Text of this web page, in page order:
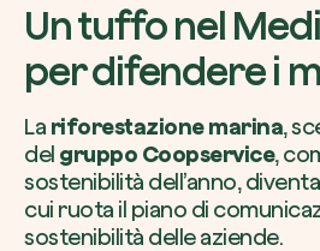
Un tuffo nel
per difendere i
La riforestazione marina,
del gruppo Coopservice,
sostenibilità dell’anno,
cui ruota il piano di
sostenibilità delle aziende.
Come possiamo
Come ci hai